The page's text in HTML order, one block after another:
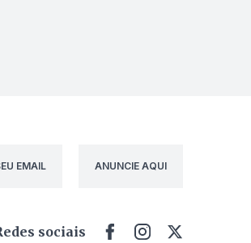
EMAIL ANUNCIE AQUI
sociais